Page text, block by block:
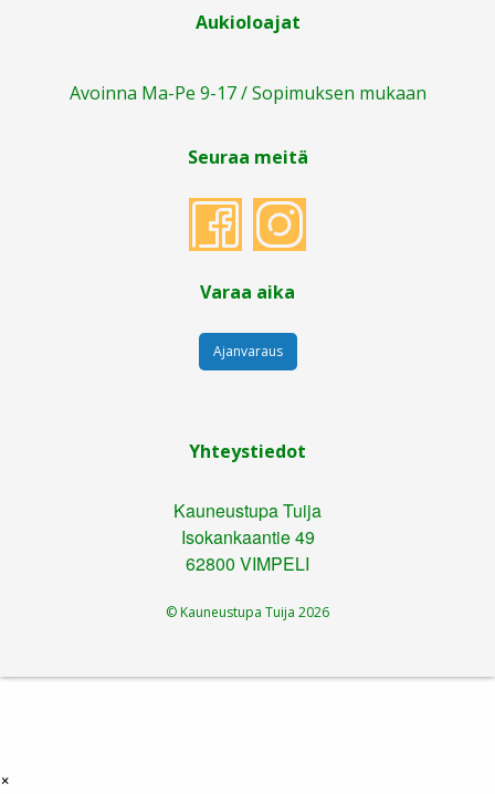
Aukioloajat
Avoinna Ma-Pe 9-17 / Sopimuksen mukaan
Seuraa meitä
Varaa aika
Ajanvaraus
Yhteystiedot
Kauneustupa Tuija
Isokankaantie 49
62800 VIMPELI
© Kauneustupa Tuija 2026
×